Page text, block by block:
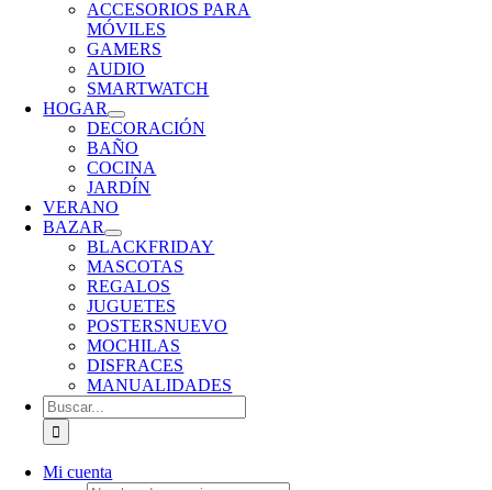
ACCESORIOS PARA
MÓVILES
GAMERS
AUDIO
SMARTWATCH
HOGAR
DECORACIÓN
BAÑO
COCINA
JARDÍN
VERANO
BAZAR
BLACKFRIDAY
MASCOTAS
REGALOS
JUGUETES
POSTERSNUEVO
MOCHILAS
DISFRACES
MANUALIDADES
Buscar:
Mi cuenta